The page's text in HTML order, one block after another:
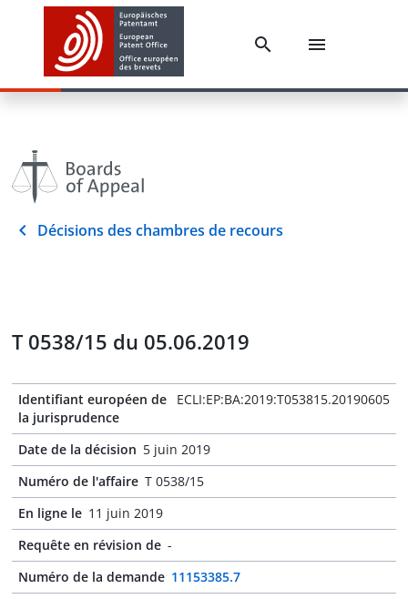
Décisions des chambres de recours
T 0538/15 du 05.06.2019
Identifiant européen de
la jurisprudence
ECLI:EP:BA:2019:T053815.20190605
Date de la décision 5 juin 2019
Numéro de l'affaire T 0538/15
En ligne le 11 juin 2019
Requête en révision de -
Numéro de la demande 11153385.7